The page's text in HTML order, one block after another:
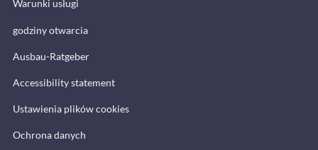
Warunki usługi
godziny otwarcia
Ausbau-Ratgeber
Accessibility statement
Ustawienia plików cookies
Ochrona danych